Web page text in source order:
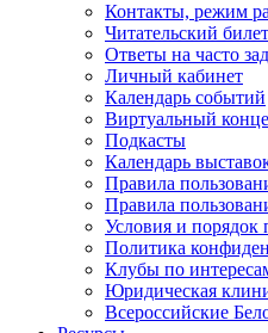
Контакты, режим
Читательский
Ответы на часто
Личный кабинет
Календарь событий
Виртуальный
Подкасты
Календарь
Правила
Правила
Условия и порядок
Политика
Клубы по
Юридическая
Всероссийские